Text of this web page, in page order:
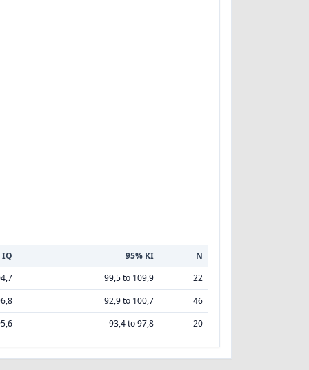
95% KI
N
99,5 to 109,9
22
92,9 to 100,7
46
93,4 to 97,8 20